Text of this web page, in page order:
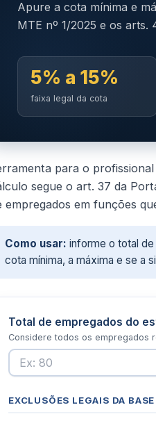
Apure a cota mínima e
MTE nº 1/2025 e os arts.
5% a 15%
faixa legal da cota
para o
segue o art. 37 da
empregados em funções
Como usar: informe o total
cota mínima, a máxima e se a
Total de empregados do
Considere todos os empregados
EXCLUSÕES LEGAIS DA